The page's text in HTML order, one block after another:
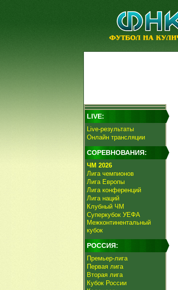
LIVE:
Live-результаты
Онлайн трансляции
СОРЕВНОВАНИЯ:
ЧМ 2026
Лига чемпионов
Лига Европы
Лига конференций
Лига наций
Клубный ЧМ
Суперкубок УЕФА
Межконтинентальный
кубок
РОССИЯ:
Премьер-лига
Первая лига
Вторая лига
Кубок России